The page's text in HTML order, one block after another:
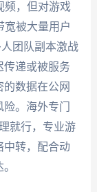
频，但对游戏
宽被大量用户
团队副本激战
传递或被服务
数据在公网
。海外专门
就行，专业游
中转，配合动